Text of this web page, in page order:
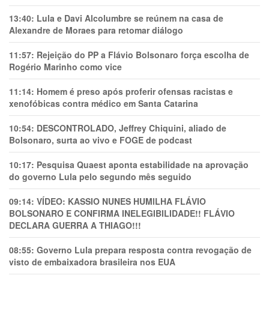
13:40: Lula e Davi Alcolumbre se reúnem na casa de
Alexandre de Moraes para retomar diálogo
11:57: Rejeição do PP a Flávio Bolsonaro força escolha de
Rogério Marinho como vice
11:14: Homem é preso após proferir ofensas racistas e
xenofóbicas contra médico em Santa Catarina
10:54: DESCONTROLADO, Jeffrey Chiquini, aliado de
Bolsonaro, surta ao vivo e FOGE de podcast
10:17: Pesquisa Quaest aponta estabilidade na aprovação
do governo Lula pelo segundo mês seguido
09:14: VÍDEO: KASSIO NUNES HUMlLHA FLÁVIO
BOLSONARO E CONFIRMA INELEGIBILIDADE!! FLÁVIO
DECLARA GUERRA A THIAGO!!!
08:55: Governo Lula prepara resposta contra revogação de
visto de embaixadora brasileira nos EUA